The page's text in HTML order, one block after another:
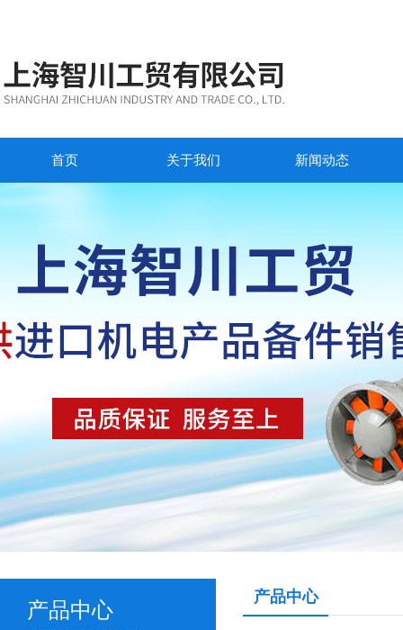
首页 关于我们 新闻动态
产品中心
产品中心